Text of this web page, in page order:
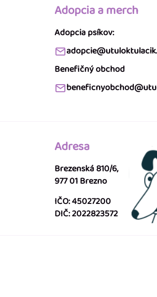
Adopcia a merch
Adopcia psíkov:
Benefičný obchod
Adresa
Brezenská 810/6,
977 01 Brezno
IČO: 45027200
DIČ: 2022823572